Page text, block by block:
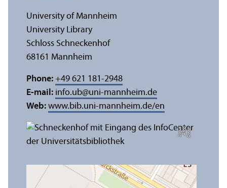
C
r
e
di
t:
A
n
n
a
L
o
g
u
e
University of Mannheim
University Library
Schloss Schneckenhof
68161 Mannheim
Phone: +49 621 181-2948
E-mail: info.ub@uni-mannheim.de
Web: www.bib.uni-mannheim.de/en